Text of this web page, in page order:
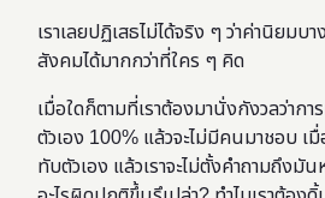
เราเลยปฏิเสธไม่ได้จริง ๆ ว่าค่านิยม
สังคมได้มากกว่าที่ใคร ๆ คิด
เมื่อใดก็ตามที่เราต้องมานั่งกังวลว่าก
ตัวเอง 100% แล้วจะไม่มีคนมาชอบ เ
ทับตัวเอง แล้วเราจะไม่ตั้งคำถามถึงมั